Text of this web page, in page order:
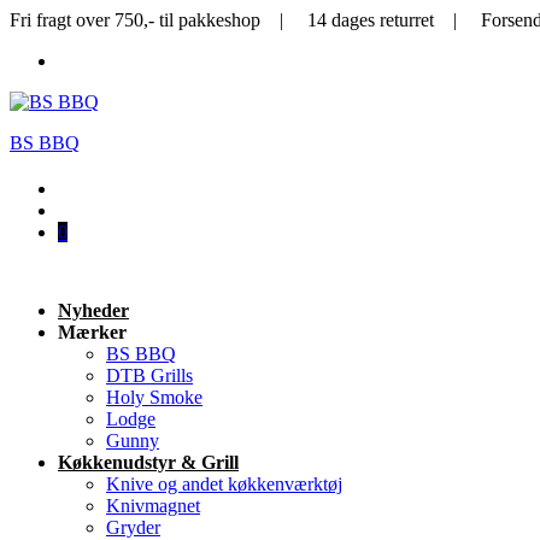
Fri fragt over 750,- til pakkeshop | 14 dages returret |
BS BBQ
0
Nyheder
Mærker
BS BBQ
DTB Grills
Holy Smoke
Lodge
Gunny
Køkkenudstyr & Grill
Knive og andet køkkenværktøj
Knivmagnet
Gryder